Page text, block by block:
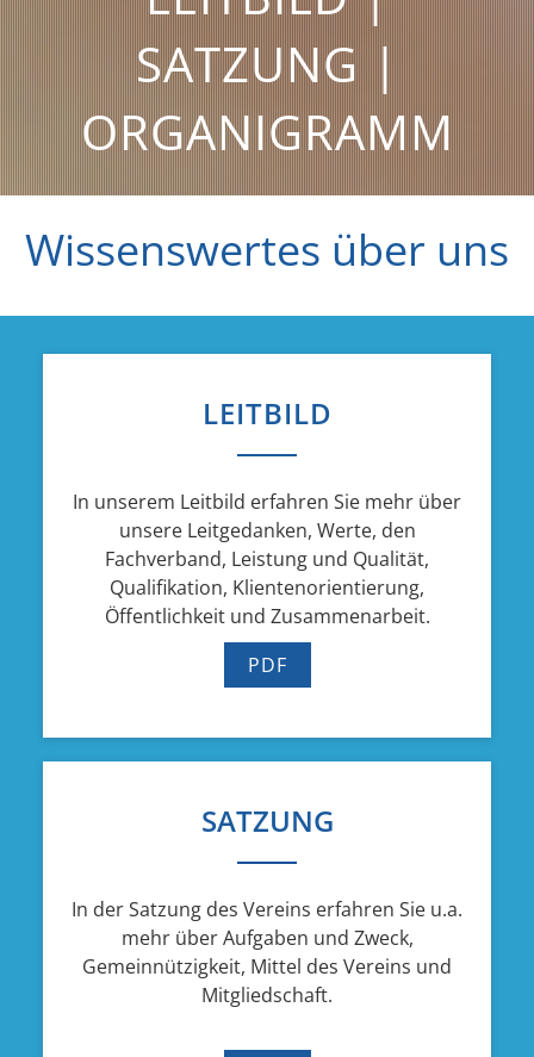
SATZUNG |
ORGANIGRAMM
Wissenswertes über uns
LEITBILD
In unserem Leitbild erfahren Sie mehr über
unsere Leitgedanken, Werte, den
Fachverband, Leistung und Qualität,
Qualifikation, Klientenorientierung,
Öffentlichkeit und Zusammenarbeit.
PDF
SATZUNG
In der Satzung des Vereins erfahren Sie u.a.
mehr über Aufgaben und Zweck,
Gemeinnützigkeit, Mittel des Vereins und
Mitgliedschaft.